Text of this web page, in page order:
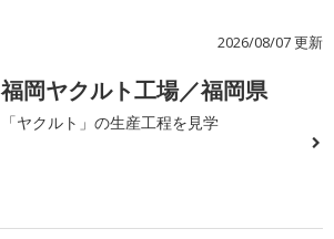
2026/08/07 更新
福岡ヤクルト工場／福岡県
「ヤクルト」の生産工程を見学